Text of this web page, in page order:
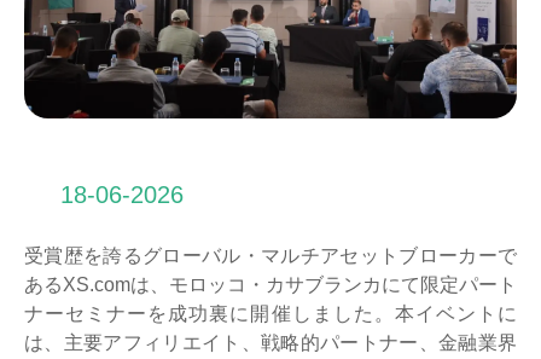
18-06-2026
受賞歴を誇るグローバル・マルチアセットブローカーで
あるXS.comは、モロッコ・カサブランカにて限定パート
ナーセミナーを成功裏に開催しました。本イベントに
は、主要アフィリエイト、戦略的パートナー、金融業界